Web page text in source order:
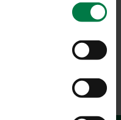
Lämpimät lisäkeruoat